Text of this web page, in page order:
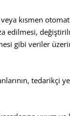
kısmen
edilmesi,
gibi veriler
tedarikçi